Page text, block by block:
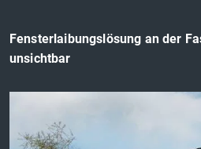
Fensterlaibungslösung an der
unsichtbar